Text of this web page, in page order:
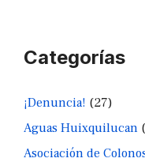
Categorías
¡Denuncia! (27)
Aguas Huixquilucan
Asociación de